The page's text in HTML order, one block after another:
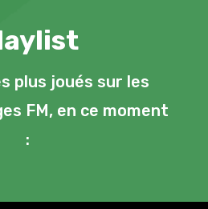
plus joués sur les
FM, en ce moment
: